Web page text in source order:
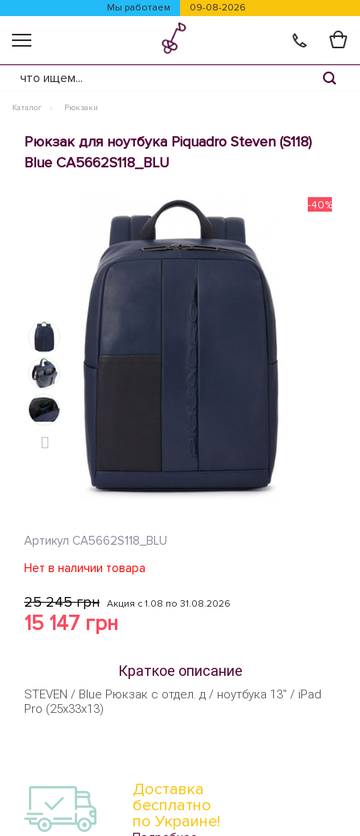
Мы работаем 09-08-2026
Каталог Рюкзаки
Рюкзак для ноутбука Piquadro Steven (S118)
Blue CA5662S118_BLU
-40%
Артикул CA5662S118_BLU
Нет в наличии товара
25 245 грн Акция с 1.08 по 31.08.2026
15 147 грн
Краткое описание
STEVEN / Blue Рюкзак с отдел. д / ноутбука 13" / iPad
Pro (25x33x13)
Доставка
бесплатно
по Украине!